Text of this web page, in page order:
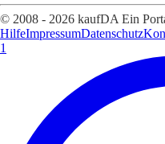
© 2008 - 2026 kaufDA Ein
HilfeImpressumDatenschutz
1